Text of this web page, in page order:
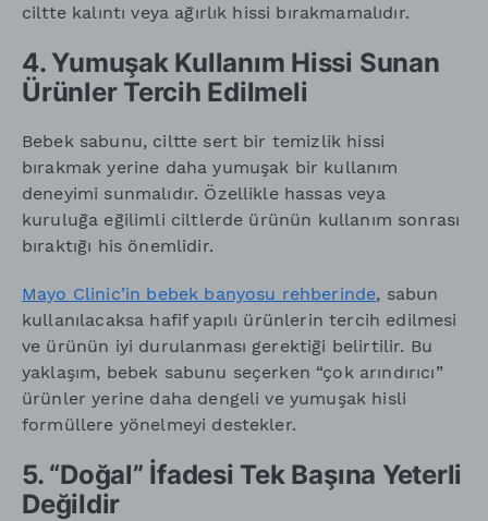
ciltte kalıntı veya ağırlık hissi bırakmamalıdır.
4. Yumuşak Kullanım Hissi Sunan
Ürünler Tercih Edilmeli
Bebek sabunu, ciltte sert bir temizlik hissi
bırakmak yerine daha yumuşak bir kullanım
deneyimi sunmalıdır. Özellikle hassas veya
kuruluğa eğilimli ciltlerde ürünün kullanım sonrası
bıraktığı his önemlidir.
Mayo Clinic’in bebek banyosu rehberinde, sabun
kullanılacaksa hafif yapılı ürünlerin tercih edilmesi
ve ürünün iyi durulanması gerektiği belirtilir. Bu
yaklaşım, bebek sabunu seçerken “çok arındırıcı”
ürünler yerine daha dengeli ve yumuşak hisli
formüllere yönelmeyi destekler.
5. “Doğal” İfadesi Tek Başına Yeterli
Değildir